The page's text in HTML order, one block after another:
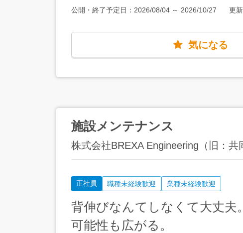
しています。前職は家電の修理や造園業など様々で、
しています。
あり） ★スケジュールによっては直行直帰も可能で
公開・終了予定日： 2026/08/04 ～ 2026/10/27 更新
気になる
施設メンテナンス
株式会社BREXA Engineering（旧：共
正社員 職種未経験歓迎 業種未経験歓迎
背伸びなんてしなくて大丈
可能性も広がる。